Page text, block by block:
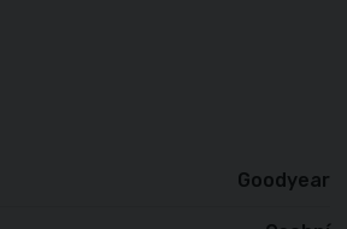
Goodyear